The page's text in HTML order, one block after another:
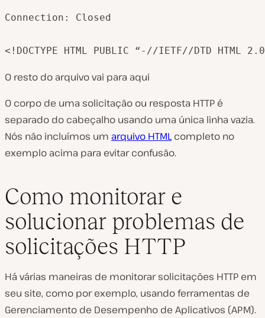
Connection: Closed
<!DOCTYPE HTML PUBLIC “-//IETF//DTD HTML
O resto do arquivo vai para aqui
O corpo de uma solicitação ou resposta HTTP é
separado do cabeçalho usando uma única linha vazia.
Nós não incluímos um arquivo HTMLcompleto no
exemplo acima para evitar confusão.
Como monitorar e
solucionar problemas de
solicitações HTTP
Há várias maneiras de monitorar solicitações HTTP em
seu site, como por exemplo, usando ferramentas de
Gerenciamento de Desempenho de Aplicativos (APM).